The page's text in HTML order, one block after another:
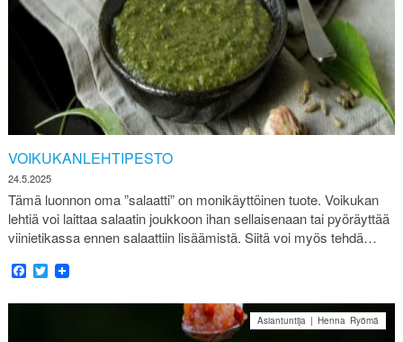
VOIKUKANLEHTIPESTO
24.5.2025
Tämä luonnon oma ”salaatti” on monikäyttöinen tuote. Voikukan
lehtiä voi laittaa salaatin joukkoon ihan sellaisenaan tai pyöräyttää
viinietikassa ennen salaattiin lisäämistä. Siitä voi myös tehdä…
Facebook
Twitter
Asiantuntija | Henna Ryömä